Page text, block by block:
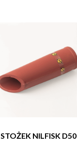
STOŻEK NILFISK D50